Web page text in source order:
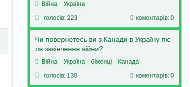
Війна
Україна
голосів: 223
коментарів: 0
Чи повернетесь ви з Канади в Україну піс
ля закінчення війни?
Війна Україна біженці
Канада
голосів: 130
коментарів: 0